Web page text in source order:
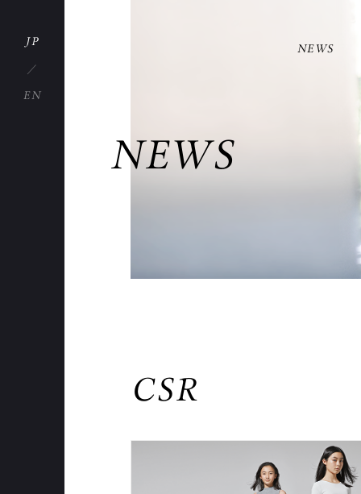
NEWS
JP
EN
NEWS
CSR